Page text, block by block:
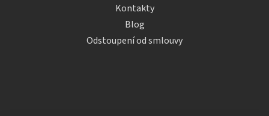
Kontakty
Blog
Odstoupení od smlouvy